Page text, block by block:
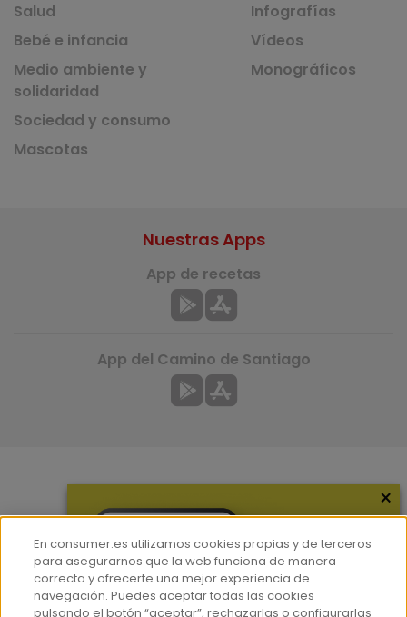
Salud
Bebé e infancia
Medio ambiente y
solidaridad
Sociedad y consumo
Mascotas
Infografías
Vídeos
Monográficos
Hemeroteca
Contacto
Nuestras Apps
App de recetas
App del Camino de Santiago
×
En consumer.es utilizamos cookies propias y de terceros
para asegurarnos que la web funciona de manera
correcta y ofrecerte una mejor experiencia de
navegación. Puedes aceptar todas las cookies
pulsando el botón “aceptar”, rechazarlas o configurarlas